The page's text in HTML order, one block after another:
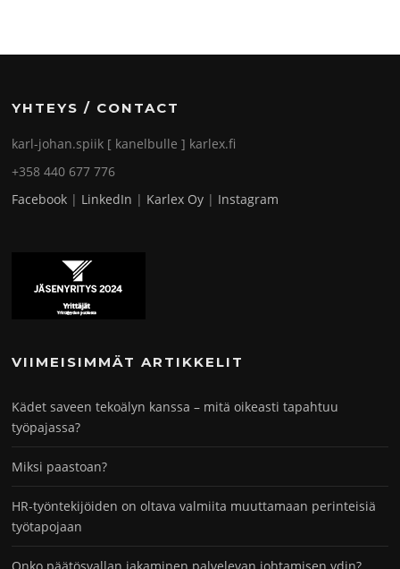
YHTEYS / CONTACT
karl-johan.spiik [ kanelbulle ] karlex.fi
+358 440 677 776
Facebook | LinkedIn | Karlex Oy | Instagram
VIIMEISIMMÄT ARTIKKELIT
Kädet saveen tekoälyn kanssa – mitä oikeasti tapahtuu
työpajassa?
Miksi paastoan?
HR-työntekijöiden on oltava valmiita muuttamaan perinteisiä
työtapojaan